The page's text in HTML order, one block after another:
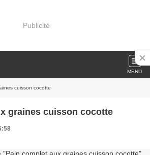
Publicité
MENU
cuisson cocotte
graines cuisson cocotte